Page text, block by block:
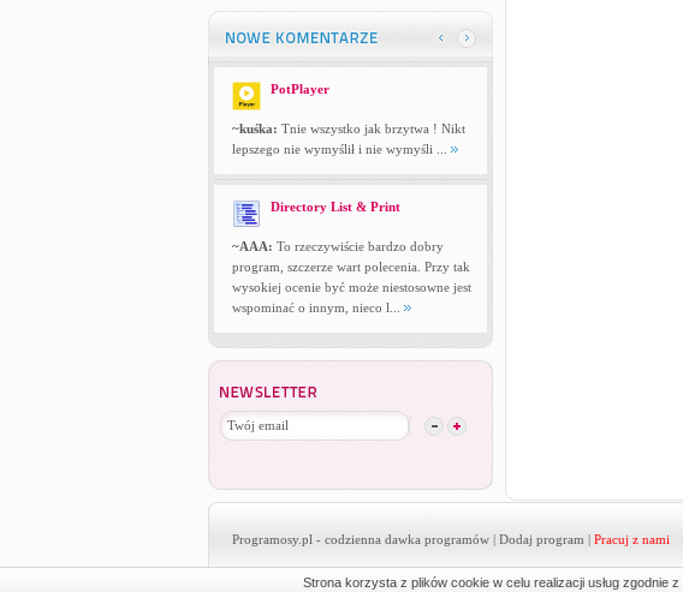
PotPlayer
~kuśka: Tnie wszystko jak brzytwa ! Nikt
lepszego nie wymyślił i nie wymyśli ...
Directory List & Print
~AAA: To rzeczywiście bardzo dobry
program, szczerze wart polecenia. Przy tak
wysokiej ocenie być może niestosowne jest
wspominać o innym, nieco l...
Programosy.pl - codzienna dawka programów | Dodaj program | Pracuj z nami
Strona korzysta z plików cookie w celu realizacji usług zgodnie z